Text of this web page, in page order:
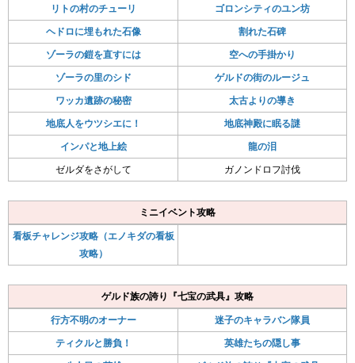
リトの村のチューリ
ゴロンシティのユン坊
ヘドロに埋もれた石像
割れた石碑
ゾーラの鎧を直すには
空への手掛かり
ゾーラの里のシド
ゲルドの街のルージュ
ワッカ遺跡の秘密
太古よりの導き
地底人をウツシエに！
地底神殿に眠る謎
インパと地上絵
龍の泪
ゼルダをさがして
ガノンドロフ討伐
ミニイベント攻略
看板チャレンジ攻略（エノキダの看板
攻略）
ゲルド族の誇り『七宝の武具』攻略
行方不明のオーナー
迷子のキャラバン隊員
ティクルと勝負！
英雄たちの隠し事